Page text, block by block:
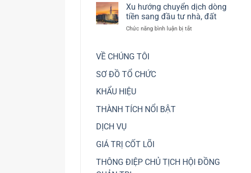
và
Vành
3
động
sản
An
dành
nguồn
lực
Xu hướng chuyển dịch dòng
tiền sang đầu tư nhà, đất
Chức năng bình luận bị tắtở
VỀ CHÚNG TÔI
SƠ ĐỒ TỔ CHỨC
KHẨU HIỆU
THÀNH TÍCH NỔI BẬT
DỊCH VỤ
GIÁ TRỊ CỐT LÕI
THÔNG ĐIỆP CHỦ TỊCH HỘI ĐỒNG